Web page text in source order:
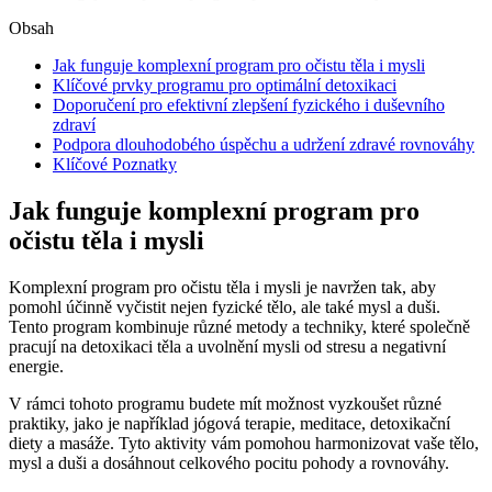
Obsah
Jak funguje komplexní program pro očistu těla i mysli
Klíčové prvky programu pro optimální detoxikaci
Doporučení pro efektivní zlepšení fyzického i duševního
zdraví
Podpora dlouhodobého úspěchu a udržení zdravé rovnováhy
Klíčové Poznatky
Jak funguje komplexní program pro
očistu těla i mysli
Komplexní program pro očistu těla i mysli je navržen tak, aby
pomohl účinně vyčistit nejen fyzické tělo, ale také mysl a duši.
Tento program kombinuje různé metody a techniky, které společně
pracují na detoxikaci těla a uvolnění mysli od stresu a negativní
energie.
V rámci tohoto programu budete mít možnost vyzkoušet různé
praktiky, jako je například jógová terapie, meditace, detoxikační
diety a masáže. Tyto aktivity vám pomohou harmonizovat vaše tělo,
mysl a duši a dosáhnout celkového pocitu pohody a rovnováhy.